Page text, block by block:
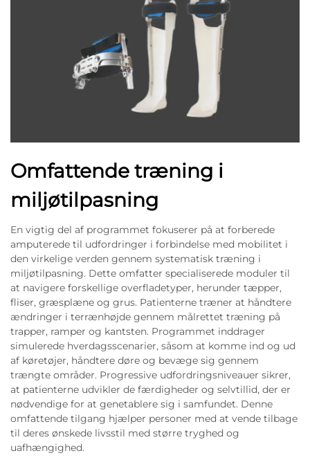
Omfattende træning i
miljøtilpasning
En vigtig del af programmet fokuserer på at forberede
amputerede til udfordringer i forbindelse med mobilitet i
den virkelige verden gennem systematisk træning i
miljøtilpasning. Dette omfatter specialiserede moduler til
at navigere forskellige overfladetyper, herunder tæpper,
fliser, græsplæne og grus. Patienterne træner at håndtere
ændringer i terrænhøjde gennem målrettet træning på
trapper, ramper og kantsten. Programmet inddrager
simulerede hverdagsscenarier, såsom at komme ind og ud
af køretøjer, håndtere døre og bevæge sig gennem
trængte områder. Progressive udfordringsniveauer sikrer,
at patienterne udvikler de færdigheder og selvtillid, der er
nødvendige for at genetablere sig i samfundet. Denne
omfattende tilgang hjælper personer med at vende tilbage
til deres ønskede livsstil med større tryghed og
uafhængighed.